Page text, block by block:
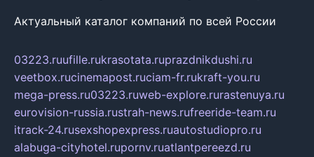
Актуальный каталог компаний по всей России
03223.ruufille.rukrasotata.ruprazdnikdushi.ru
veetbox.rucinemapost.ruciam-fr.rukraft-you.ru
mega-press.ru03223.ruweb-explore.rurastenuya.ru
eurovision-russia.rustrah-news.rufreeride-team.ru
itrack-24.rusexshopexpress.ruautostudiopro.ru
alabuga-cityhotel.rupornv.ruatlantpereezd.ru